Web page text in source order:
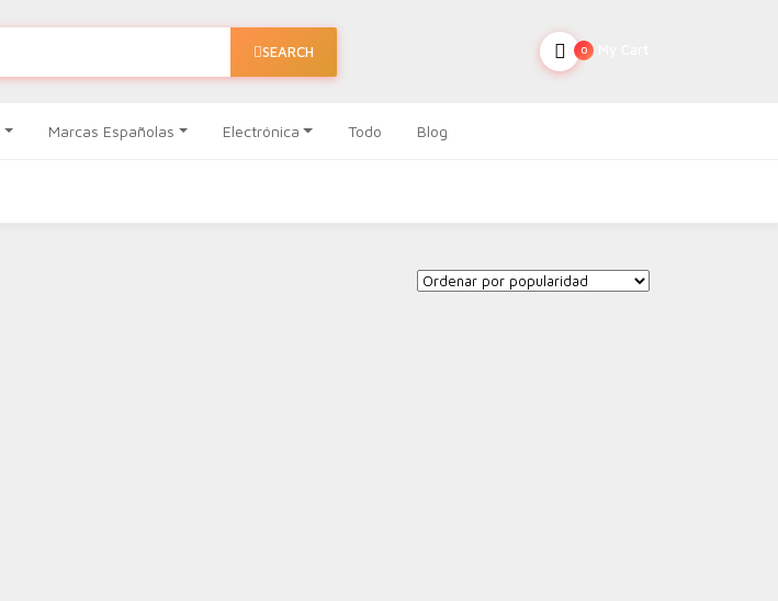
SEARCH 0
Marcas Españolas Electrónica Todo Blog